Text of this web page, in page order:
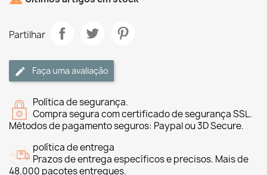
Partilhar
Faça uma avaliação
Política de segurança.
Compra segura com certificado de segurança SSL.
Métodos de pagamento seguros: Paypal ou 3D Secure.
política de entrega
Prazos de entrega específicos e precisos. Mais de
48.000 pacotes entregues.